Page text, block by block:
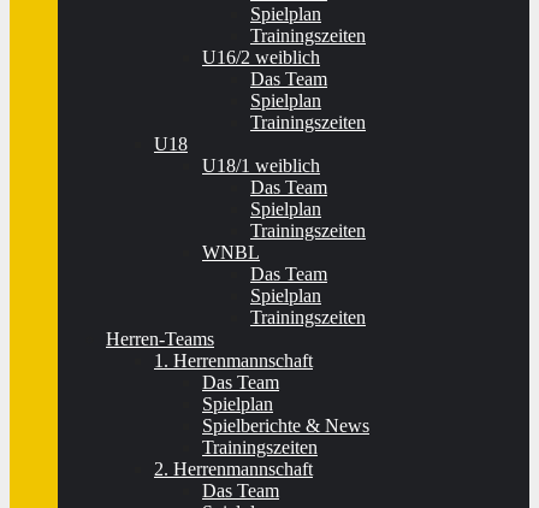
Spielplan
Trainingszeiten
U16/2 weiblich
Das Team
Spielplan
Trainingszeiten
U18
U18/1 weiblich
Das Team
Spielplan
Trainingszeiten
WNBL
Das Team
Spielplan
Trainingszeiten
Herren-Teams
1. Herrenmannschaft
Das Team
Spielplan
Spielberichte & News
Trainingszeiten
2. Herrenmannschaft
Das Team